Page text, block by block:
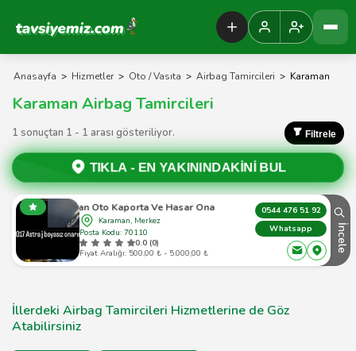
Tavsiyemiz Anasayfa
Anasayfa > Hizmetler > Oto / Vasıta > Airbag Tamircileri > Karaman
Karaman Airbag Tamircileri
1 sonuçtan 1 - 1 arası gösteriliyor. Filtrele
TIKLA - EN YAKININDAKİNİ BUL
Karaman Oto Kaporta Ve Hasar Onarim Merkezi
Karaman, Merkez
Posta Kodu: 70110
0.0 (0)
Fiyat Aralığı: 500,00 ₺ - 5.000,00 ₺
0544 476 51 92
Whatsapp
İncele
İllerdeki Airbag Tamircileri Hizmetlerine de Göz
Atabilirsiniz